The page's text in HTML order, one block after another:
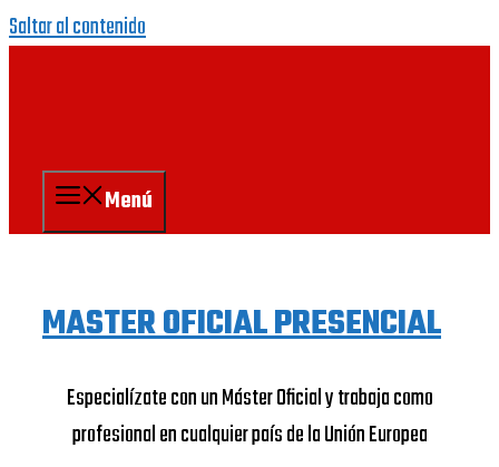
Saltar al contenido
Menú
MASTER OFICIAL PRESENCIAL
Especialízate con un Máster Oficial y trabaja como
profesional en cualquier país de la Unión Europea